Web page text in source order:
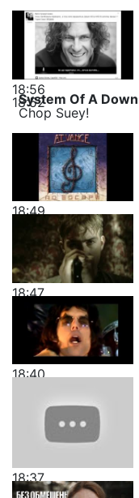
18:56
18:52
System Of A Down
Chop Suey!
18:49
18:47
18:40
18:37